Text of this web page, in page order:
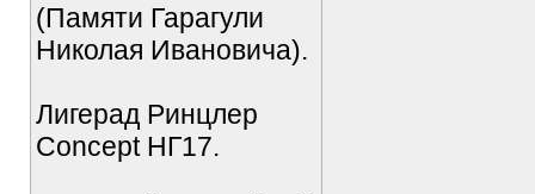
(Памяти Гарагули
Николая Ивановича).
Лигерад Ринцлер
Concept НГ17.